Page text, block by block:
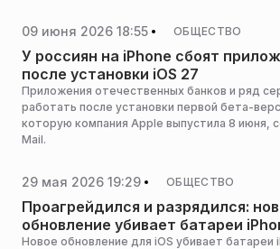
09 июня 2026 18:55 ОБЩЕСТВО
У россиян на iPhone сбоят
после установки iOS 27
Приложения отечественных банков и ряд
работать после установки первой бета-
которую компания Apple выпустила 8 июня,
Mail.
29 мая 2026 19:29 ОБЩЕСТВО
Проагрейдился и разрядился:
обновление убивает батареи
Новое обновление для iOS убивает батареи